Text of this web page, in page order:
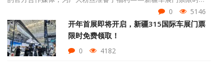
0 5146
开年首展即将开启，新疆315国际车展门票
限时免费领取！
0 4182